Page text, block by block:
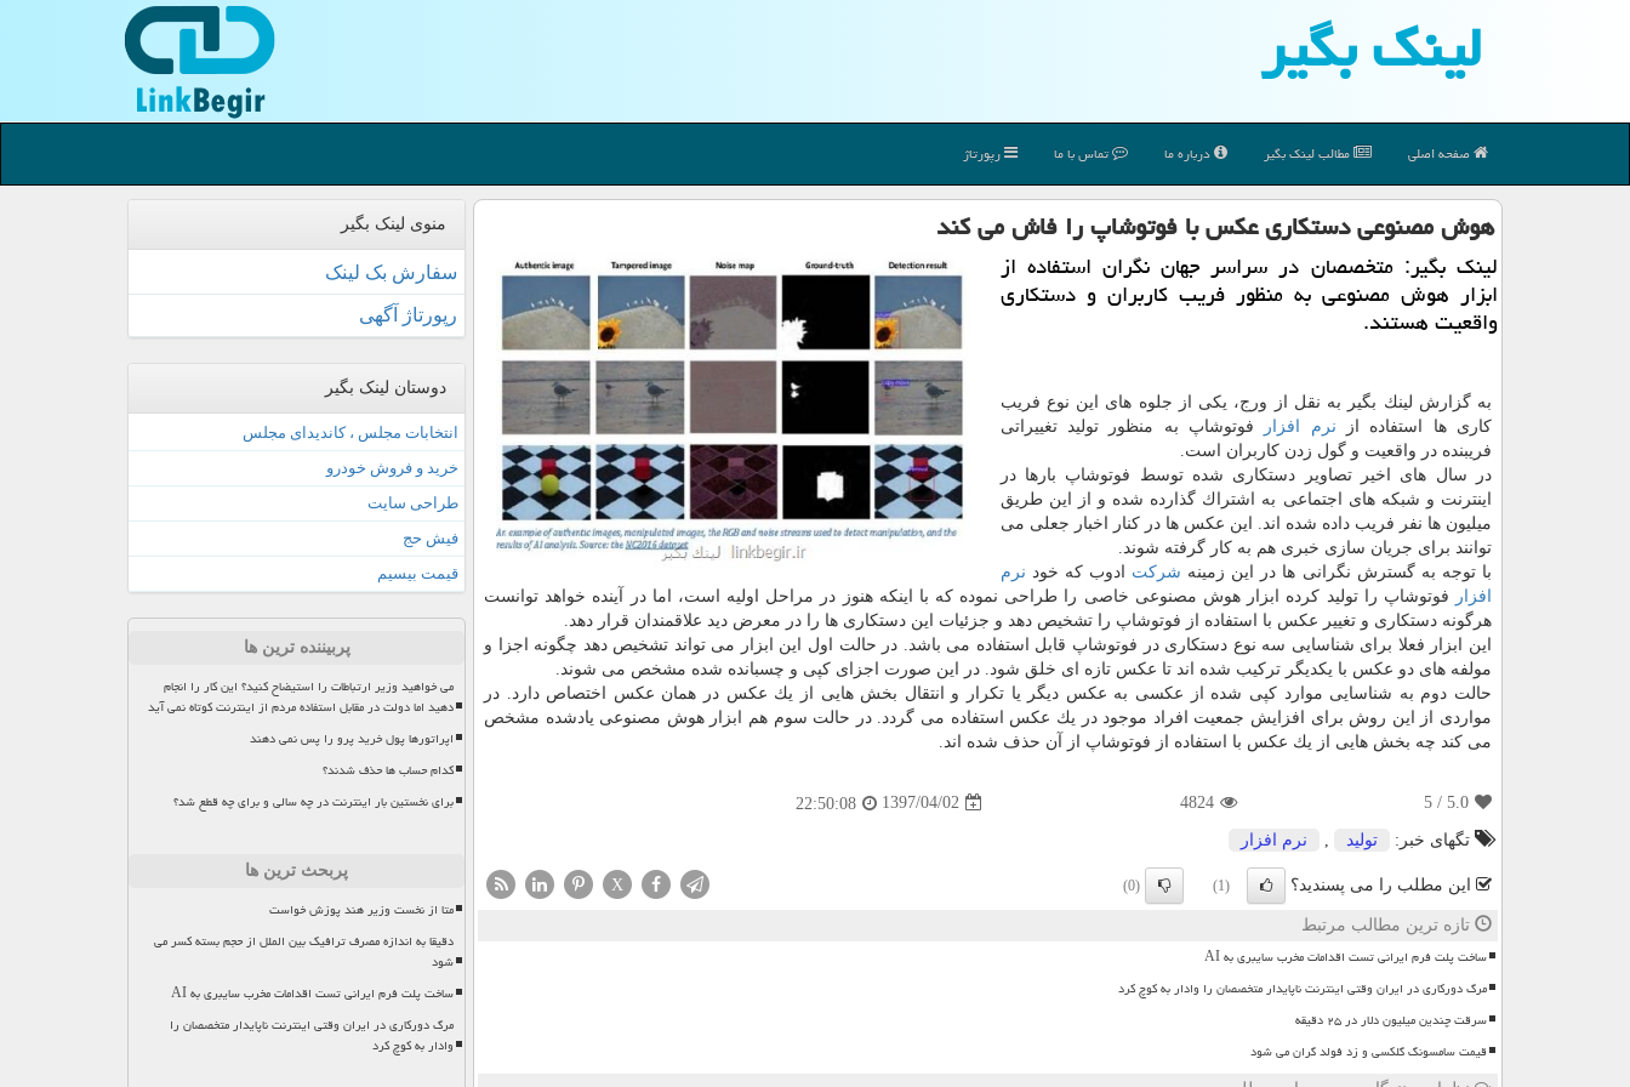
لینك بگیر
صفحه اصلی مطالب لینك بگیر درباره ما تماس با ما رپورتاژ
هوش مصنوعی دستكاری عكس با فوتوشاپ را فاش می كند
لینك بگیر: متخصصان در سراسر جهان نگران استفاده از
ابزار هوش مصنوعی به منظور فریب كاربران و دستكاری
واقعیت هستند.
به گزارش لینك بگیر به نقل از ورج، یكی از جلوه های این نوع فریب
كاری ها استفاده از نرم افزار
فوتوشاپ به منظور تولید تغییراتی
فریبنده در واقعیت و گول زدن كاربران است.
در سال های اخیر تصاویر دستكاری شده توسط فوتوشاپ بارها در
اینترنت و شبكه های اجتماعی به اشتراك گذارده شده و از این طریق
میلیون ها نفر فریب داده شده اند. این عكس ها در كنار اخبار جعلی می
توانند برای جریان سازی خبری هم به كار گرفته شوند.
با توجه به گسترش نگرانی ها در این زمینه شركت ادوب كه خود نرم
افزار
فوتوشاپ را تولید كرده ابزار هوش مصنوعی خاصی را طراحی نموده كه با اینكه هنوز در مراحل اولیه است، اما در آینده خواهد توانست
هرگونه دستكاری و تغییر عكس با استفاده از فوتوشاپ را تشخیص دهد و جزئیات این دستكاری ها را در معرض دید علاقمندان قرار دهد.
این ابزار فعلا برای شناسایی سه نوع دستكاری در فوتوشاپ قابل استفاده می باشد. در حالت اول این ابزار می تواند تشخیص دهد چگونه اجزا و
مولفه های دو عكس با یكدیگر تركیب شده اند تا عكس تازه ای خلق شود. در این صورت اجزای كپی و چسبانده شده مشخص می شوند.
حالت دوم به شناسایی موارد كپی شده از عكسی به عكس دیگر یا تكرار و انتقال بخش هایی از یك عكس در همان عكس اختصاص دارد. در
مواردی از این روش برای افزایش جمعیت افراد موجود در یك عكس استفاده می گردد. در حالت سوم هم ابزار هوش مصنوعی یادشده مشخص
می كند چه بخش هایی از یك عكس با استفاده از فوتوشاپ از آن حذف شده اند.
5.0
/ 5
4824
1397/04/02
22:50:08
تگهای خبر:
تولید نرم افزار
این مطلب را می پسندید؟ (1)
(0)
X
تازه ترین مطالب مرتبط
ساخت پلت فرم ایرانی تست اقدامات مخرب سایبری به AI
مرگ دورکاری در ایران وقتی اینترنت ناپایدار متخصصان را وادار به کوچ کرد
سرقت چندین میلیون دلار در ۲۵ دقیقه
قیمت سامسونگ گلکسی و زد فولد گران می شود
منوی لینک بگیر
سفارش بک لینک
رپورتاژ آگهی
دوستان لینک بگیر
انتخابات مجلس ، کاندیدای مجلس
خرید و فروش خودرو
طراحی سایت
فیش حج
قیمت بیسیم
پربیننده ترین ها
می خواهید وزیر ارتباطات را استیضاح کنید؟ این کار را انجام
دهید اما دولت در مقابل استفاده مردم از اینترنت کوتاه نمی آید
اپراتورها پول خرید پرو را پس نمی دهند
کدام حساب ها حذف شدند؟
برای نخستین بار اینترنت در چه سالی و برای چه قطع شد؟
پربحث ترین ها
متا از نخست وزیر هند پوزش خواست
دقیقا به اندازه مصرف ترافیک بین الملل از حجم بسته کسر می
شود
ساخت پلت فرم ایرانی تست اقدامات مخرب سایبری به AI
مرگ دورکاری در ایران وقتی اینترنت ناپایدار متخصصان را
وادار به کوچ کرد